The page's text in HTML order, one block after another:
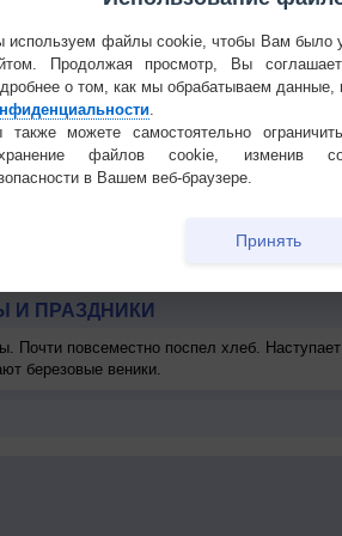
>10 км
> 1 км
5-9
12
>10 км
500
5-9
>10 км
300
5-9
8
>10 км
200
3-6
<7
>10 км
250
И ПРАЗДНИКИ
Почти повсеместно поспел хлеб.
березовые веники.
используем файлы cookie, чтобы Вам было
Продолжая просмотр, Вы
о том, как мы обрабатываем данные,
также можете самостоятельно
файлов cookie, изменив
в Вашем веб-браузере.
Принять